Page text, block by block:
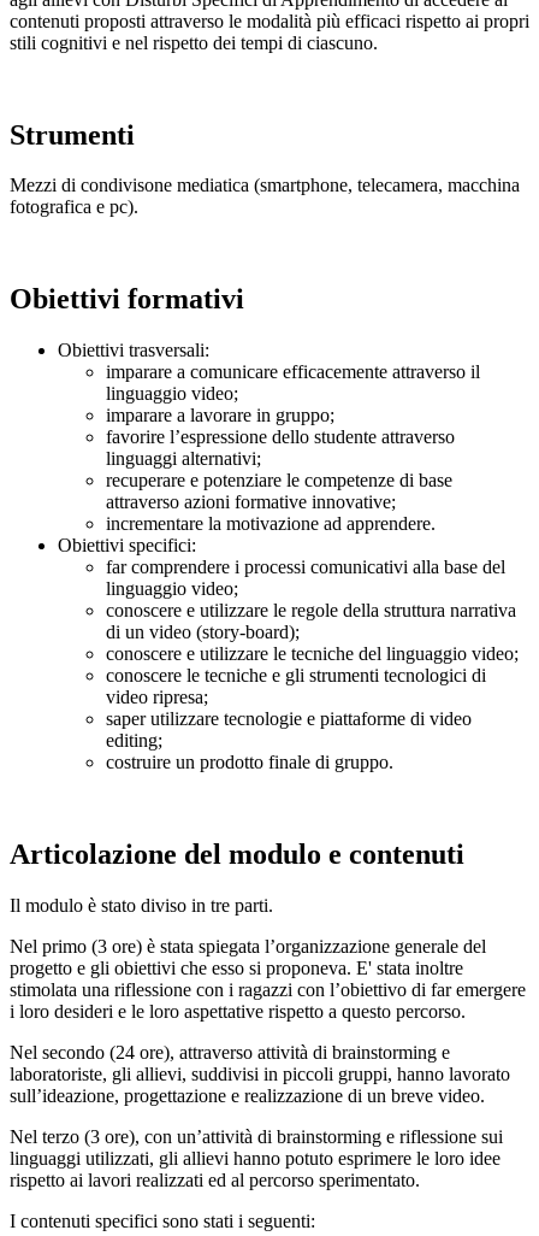
contenuti proposti attraverso le modalità più efficaci rispetto ai propri
stili cognitivi e nel rispetto dei tempi di ciascuno.
Strumenti
Mezzi di condivisone mediatica (smartphone, telecamera, macchina
fotografica e pc).
Obiettivi formativi
Obiettivi trasversali:
imparare a comunicare efficacemente attraverso il
linguaggio video;
imparare a lavorare in gruppo;
favorire l’espressione dello studente attraverso
linguaggi alternativi;
recuperare e potenziare le competenze di base
attraverso azioni formative innovative;
incrementare la motivazione ad apprendere.
Obiettivi specifici:
far comprendere i processi comunicativi alla base del
linguaggio video;
conoscere e utilizzare le regole della struttura narrativa
di un video (story-board);
conoscere e utilizzare le tecniche del linguaggio video;
conoscere le tecniche e gli strumenti tecnologici di
video ripresa;
saper utilizzare tecnologie e piattaforme di video
editing;
costruire un prodotto finale di gruppo.
Articolazione del modulo e contenuti
Il modulo è stato diviso in tre parti.
Nel primo (3 ore) è stata spiegata l’organizzazione generale del
progetto e gli obiettivi che esso si proponeva. E' stata inoltre
stimolata una riflessione con i ragazzi con l’obiettivo di far emergere
i loro desideri e le loro aspettative rispetto a questo percorso.
Nel secondo (24 ore), attraverso attività di brainstorming e
laboratoriste, gli allievi, suddivisi in piccoli gruppi, hanno lavorato
sull’ideazione, progettazione e realizzazione di un breve video.
Nel terzo (3 ore), con un’attività di brainstorming e riflessione sui
linguaggi utilizzati, gli allievi hanno potuto esprimere le loro idee
rispetto ai lavori realizzati ed al percorso sperimentato.
I contenuti specifici sono stati i seguenti: